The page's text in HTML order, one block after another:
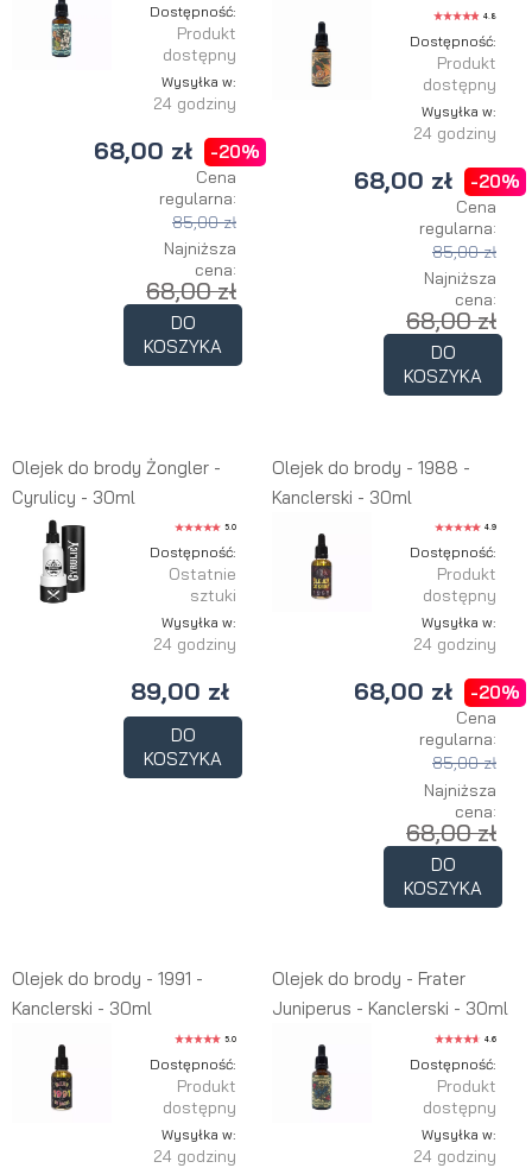
Dostępność:
Produkt
dostępny
Wysyłka w:
24 godziny
68,00 zł -20%
Cena
regularna:
85,00 zł
Najniższa
cena:
68,00 zł
DO
KOSZYKA
4.8
Dostępność:
Produkt
dostępny
Wysyłka w:
24 godziny
68,00 zł -20%
Cena
regularna:
85,00 zł
Najniższa
cena:
68,00 zł
DO
KOSZYKA
Olejek do brody Żongler -
Cyrulicy - 30ml
5.0
Dostępność:
Ostatnie
sztuki
Wysyłka w:
24 godziny
89,00 zł
DO
KOSZYKA
Olejek do brody - 1988 -
Kanclerski - 30ml
4.9
Dostępność:
Produkt
dostępny
Wysyłka w:
24 godziny
68,00 zł -20%
Cena
regularna:
85,00 zł
Najniższa
cena:
68,00 zł
DO
KOSZYKA
Olejek do brody - 1991 -
Kanclerski - 30ml
5.0
Dostępność:
Produkt
dostępny
Wysyłka w:
24 godziny
Olejek do brody - Frater
Juniperus - Kanclerski - 30ml
4.6
Dostępność:
Produkt
dostępny
Wysyłka w:
24 godziny